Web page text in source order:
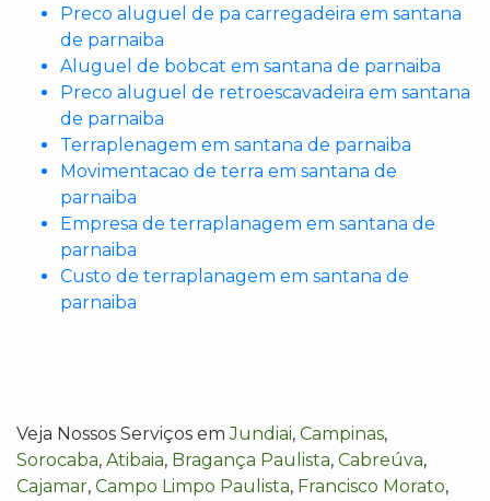
Preco aluguel de pa carregadeira em santana
de parnaiba
Aluguel de bobcat em santana de parnaiba
Preco aluguel de retroescavadeira em santana
de parnaiba
Terraplenagem em santana de parnaiba
Movimentacao de terra em santana de
parnaiba
Empresa de terraplanagem em santana de
parnaiba
Custo de terraplanagem em santana de
parnaiba
Veja Nossos Serviços emJundiai, Campinas,
Sorocaba, Atibaia, Bragança Paulista, Cabreúva,
Cajamar, Campo Limpo Paulista, Francisco Morato,